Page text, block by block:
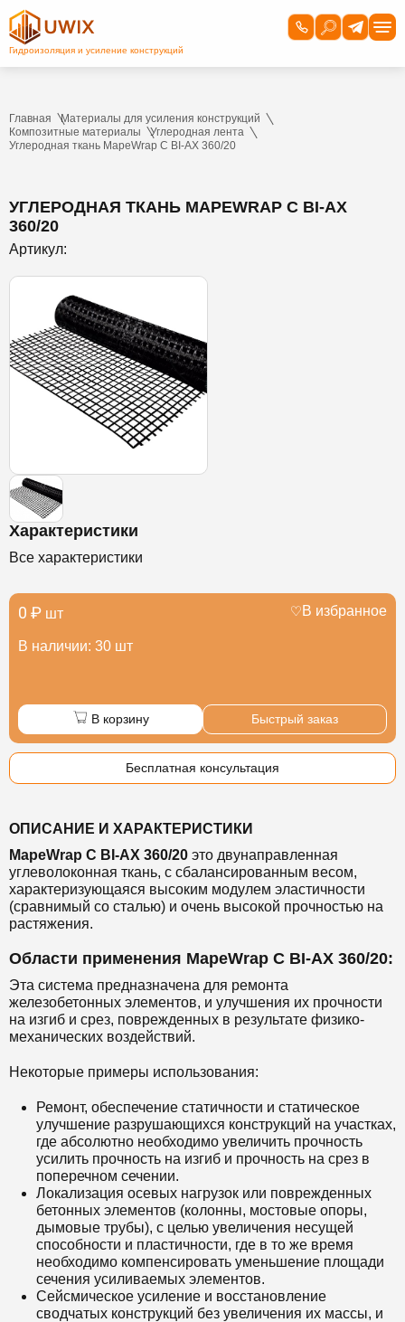
Главная
Материалы для усиления конструкций
Композитные материалы
Углеродная лента
Углеродная ткань MapeWrap C BI-AX 360/20
УГЛЕРОДНАЯ ТКАНЬ MAPEWRAP C BI-AX
360/20
Артикул:
Характеристики
Все характеристики
0 ₽ шт
В наличии: 30 шт
В избранное
В корзину Быстрый заказ
Бесплатная консультация
ОПИСАНИЕ И ХАРАКТЕРИСТИКИ
MapeWrap C BI-AX 360/20 это двунаправленная
углеволоконная ткань, с сбалансированным весом,
характеризующаяся высоким модулем эластичности
(сравнимый со сталью) и очень высокой прочностью на
растяжения.
Области применения MapeWrap C BI-AX 360/20:
Эта система предназначена для ремонта
железобетонных элементов, и улучшения их прочности
на изгиб и срез, поврежденных в результате физико-
механических воздействий.
Некоторые примеры использования:
Ремонт, обеспечение статичности и статическое
улучшение разрушающихся конструкций на участках,
где абсолютно необходимо увеличить прочность
усилить прочность на изгиб и прочность на срез в
поперечном сечении.
Локализация осевых нагрузок или поврежденных
бетонных элементов (колонны, мостовые опоры,
дымовые трубы), с целью увеличения несущей
способности и пластичности, где в то же время
необходимо компенсировать уменьшение площади
сечения усиливаемых элементов.
Сейсмическое усиление и восстановление
сводчатых конструкций без увеличения их массы, и